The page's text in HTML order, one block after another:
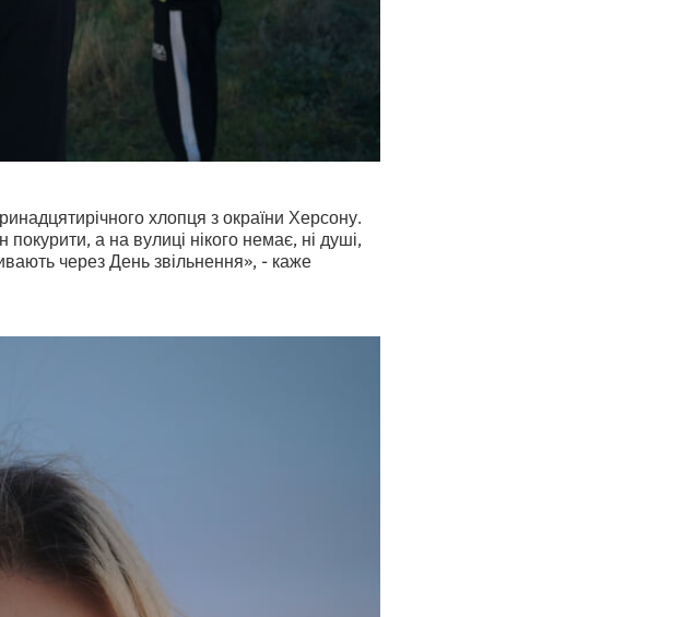
хлопця з окраїни Херсону.
а на вулиці нікого немає, ні душі,
через День звільнення», - каже